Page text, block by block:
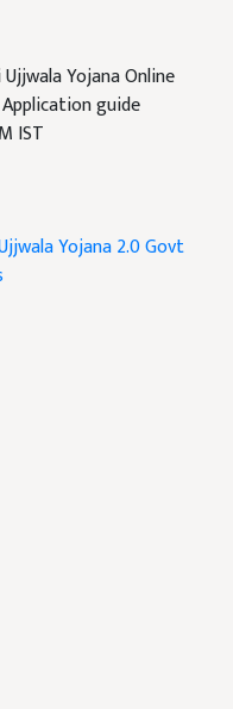
Yojana Online
guide
IST
Yojana 2.0Govt